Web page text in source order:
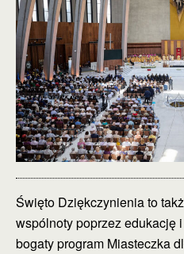
Święto Dziękczynienia to
wspólnoty poprzez edukację
bogaty program Miasteczka